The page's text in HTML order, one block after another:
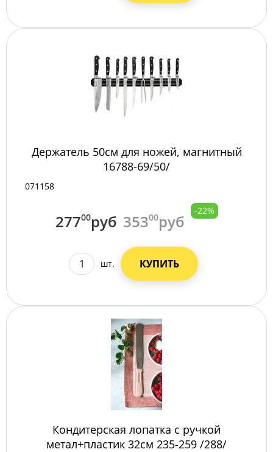
Держатель 50см для ножей, магнитный
16788-69/50/
071158
27700руб 35300руб
-22%
шт. КУПИТЬ
Кондитерская лопатка с ручкой
метал+пластик 32см 235-259 /288/